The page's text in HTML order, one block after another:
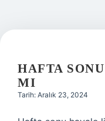
HAFTA
MI
Tarih: Aralık 23, 2024